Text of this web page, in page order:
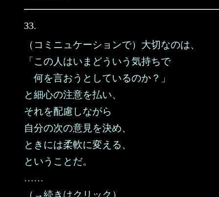
33.
（コミニュケーションで）大切なのは、
「この人はいまどういう気持ちで
何を言おうとしているのか？」
と細心の注意を払い、
それを配慮しながら
自分の次の意見を決め、
ときには柔軟に変える、
ということだ。
……
（→続きはクリック）